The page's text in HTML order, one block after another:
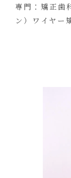
専門：矯正歯
ン）ワイヤー